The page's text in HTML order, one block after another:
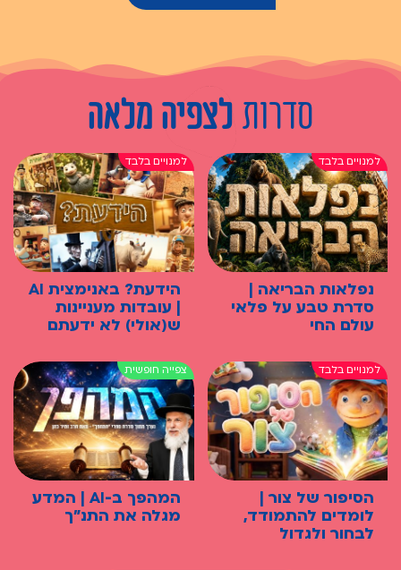
סדרות לצפיה מלאה
נפלאות הבריאה |
סדרת טבע על פלאי
עולם החי
הידעת? באנימצית AI
| עובדות מעניינות
ש(אולי) לא ידעתם
הסיפור של צור |
לומדים להתמודד,
לבחור ולגדול
המהפך ב-AI | המדע
מגלה את התנ"ך